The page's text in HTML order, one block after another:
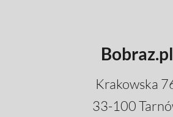
Bobraz.pl
Krakowska
33-100